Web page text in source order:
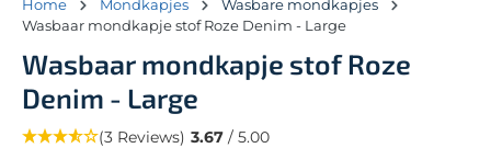
Home Mondkapjes
Wasbare mondkapjes
Wasbaar mondkapje stof Roze Denim - Large
Wasbaar mondkapje stof Roze
Denim - Large
(3 Reviews) 3.67 / 5.00